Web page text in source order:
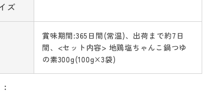
ズ
賞味期間:365日間(常温)、出荷まで約7日
間、<セット内容> 地鶏塩ちゃんこ鍋つゆ
の素300g(100g×3袋)